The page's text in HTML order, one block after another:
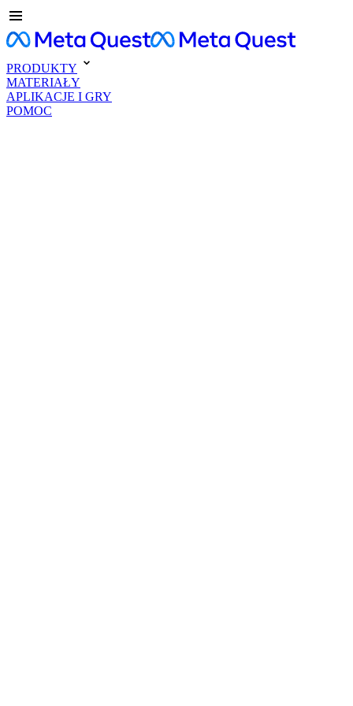
PRODUKTY
MATERIAŁY
APLIKACJE I GRY
POMOC